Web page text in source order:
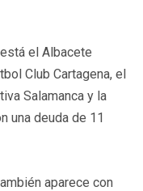
el Albacete
Club Cartagena, el
Salamanca y la
una deuda de 11
aparece con